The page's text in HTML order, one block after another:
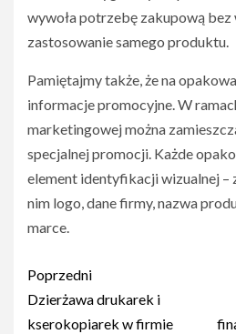
wywoła potrzebę zakupową bez
zastosowanie samego produktu.
Pamiętajmy także, że na
informacje promocyjne. W
marketingowej można
specjalnej promocji. Każde
element identyfikacji wizualnej –
nim logo, dane firmy, nazwa
marce.
Nawigacja
wpisu
Poprzedni
Dzierżawa drukarek i
kserokopiarek w firmie